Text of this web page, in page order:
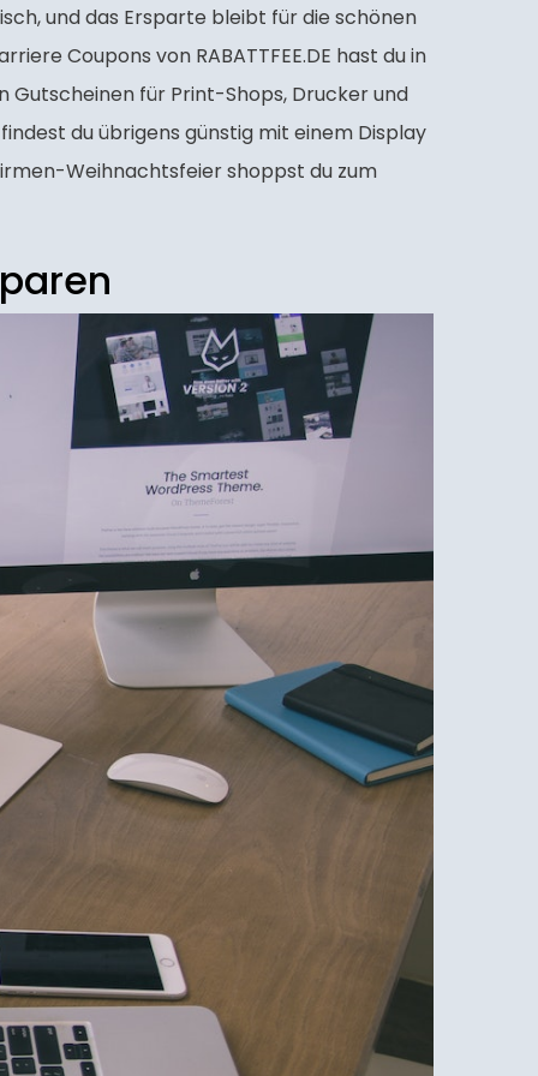
und das Ersparte bleibt für die schönen
Coupons von RABATTFEE.DE hast du in
Gutscheinen für Print-Shops, Drucker und
du übrigens günstig mit einem Display
Weihnachtsfeier shoppst du zum